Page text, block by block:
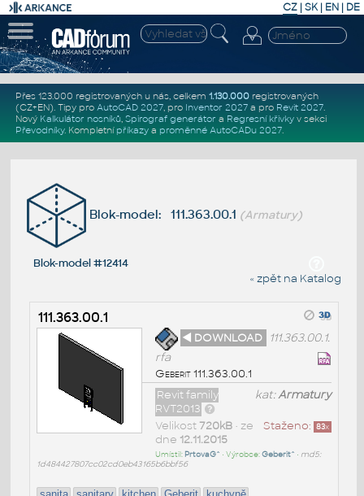
CZ | SK| EN | DE
Přes 123.000 registrovaných u nás, celkem 1.130.000registrovaných
(CZ+EN). Tipy pro AutoCAD 2027, pro Inventor 2027a pro Revit 2027.
Nový Kalkulátor nosníků, Spirograf generátor a Regresní křivkyv sekci
Převodníky. Kompletní příkazya proměnné AutoCADu 2027.
Blok-model: 111.363.00.1 (Armatury)
Blok-model #12414
« zpět na Katalog
111.363.00.1
◄ DOWNLOAD
111.363.00.1.
rfa
Geberit 111.363.00.1
kat:Armatury
Revit family
RVT2013
Staženo: 83x
Velikost 720kB• ze
dne 12.11.2015
Umístil: PrtovaG^ • Výrobce:Geberit^ • md5:
1d484427807cc02cd0eb43165b6bbf56